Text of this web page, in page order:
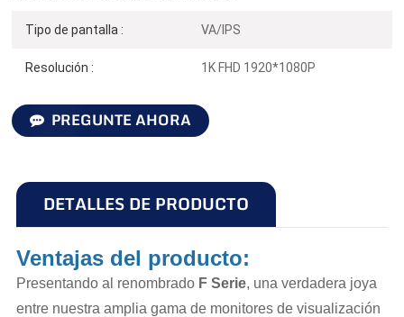
Tipo de pantalla : VA/IPS
Resolución : 1K FHD 1920*1080P
PREGUNTE AHORA
DETALLES DE PRODUCTO
Ventajas del producto:
Presentando al renombrado FSerie, una verdadera joya
entre nuestra amplia gama de monitores de visualización